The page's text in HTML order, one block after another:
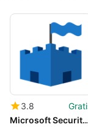
3.8
Microsoft